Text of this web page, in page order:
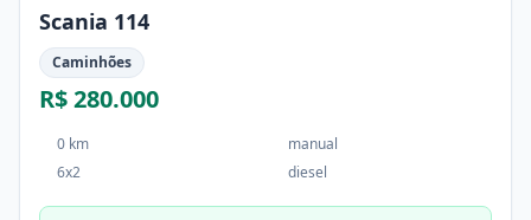
Scania 114
Caminhões
R$ 280.000
0 km
manual
6x2
diesel